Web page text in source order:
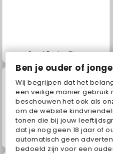
Ben je ouder of
Wij begrijpen dat het
een veilige manier gebruik
beschouwen het ook als
om de website
tonen die bij jouw
dat je nog geen 18 jaar of
automatisch geen
bedoeld zijn voor een
Jewel Garden Story
Grand Mahjong Connect